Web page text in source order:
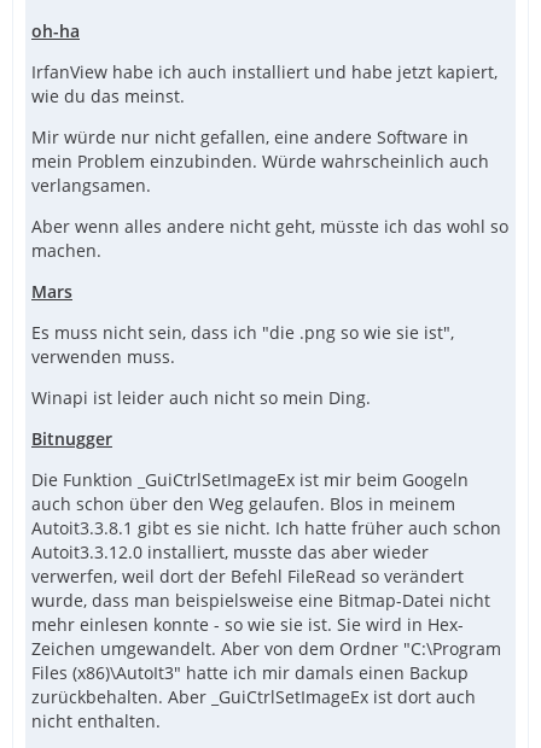
oh-ha
IrfanView habe ich auch installiert und habe jetzt kapiert,
wie du das meinst.
Mir würde nur nicht gefallen, eine andere Software in
mein Problem einzubinden. Würde wahrscheinlich auch
verlangsamen.
Aber wenn alles andere nicht geht, müsste ich das wohl so
machen.
Mars
Es muss nicht sein, dass ich "die .png so wie sie ist",
verwenden muss.
Winapi ist leider auch nicht so mein Ding.
Bitnugger
Die Funktion _GuiCtrlSetImageEx ist mir beim Googeln
auch schon über den Weg gelaufen. Blos in meinem
Autoit3.3.8.1 gibt es sie nicht. Ich hatte früher auch schon
Autoit3.3.12.0 installiert, musste das aber wieder
verwerfen, weil dort der Befehl FileRead so verändert
wurde, dass man beispielsweise eine Bitmap-Datei nicht
mehr einlesen konnte - so wie sie ist. Sie wird in Hex-
Zeichen umgewandelt. Aber von dem Ordner "C:\Program
Files (x86)\AutoIt3" hatte ich mir damals einen Backup
zurückbehalten. Aber _GuiCtrlSetImageEx ist dort auch
nicht enthalten.